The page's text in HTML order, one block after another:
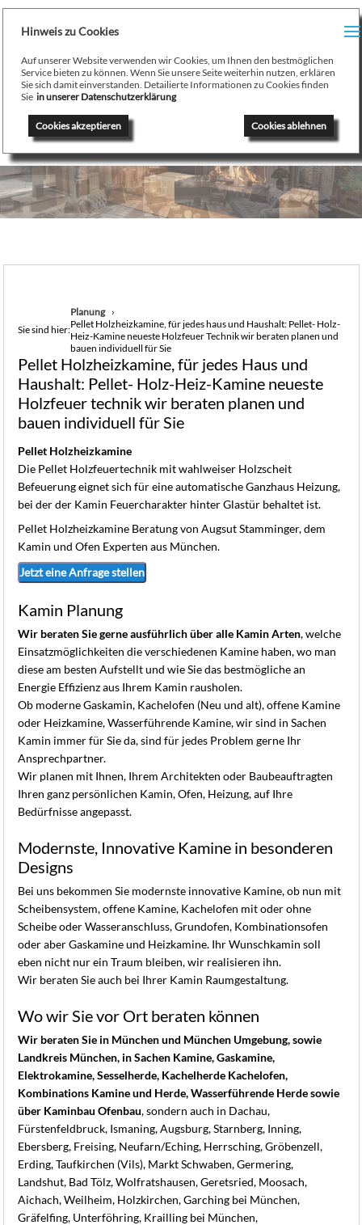
/
Hinweis zu Cookies
Auf unserer Website verwenden wir Cookies, um Ihnen den bestmöglichen
Service bieten zu können. Wenn Sie unsere Seite weiterhin nutzen, erklären
Sie sich damit einverstanden. Detailierte Informationen zu Cookies finden
Sie in unserer Datenschutzerklärung
Cookies ablehnen
Cookies akzeptieren
August Stamminger
Beratung - Planung - Ausführung - Wartung - Reparatur
Ofenbau Kaminbau Gaskamine Kachelofen Heizkamine
Sie sind hier:
Planung
Pellet Holzheizkamine, für jedes haus und Haushalt: Pellet- Holz-
Heiz-Kamine neueste Holzfeuer Technik wir beraten planen und
bauen individuell für Sie
Pellet Holzheizkamine, für jedes Haus und
Haushalt: Pellet- Holz-Heiz-Kamine neueste
Holzfeuer technik wir beraten planen und
bauen individuell für Sie
Pellet Holzheizkamine
Die Pellet Holzfeuertechnik mit wahlweiser Holzscheit
Befeuerung eignet sich für eine automatische Ganzhaus Heizung,
bei der der Kamin Feuercharakter hinter Glastür behaltet ist.
Pellet Holzheizkamine Beratung von Augsut Stamminger, dem
Kamin und Ofen Experten aus München.
Jetzt eine Anfrage stellen
Kamin Planung
Wir beraten Sie gerne ausführlich über alle Kamin Arten, welche
Einsatzmöglichkeiten die verschiedenen Kamine haben, wo man
diese am besten Aufstellt und wie Sie das bestmögliche an
Energie Effizienz aus Ihrem Kamin rausholen.
Ob moderne Gaskamin, Kachelofen (Neu und alt), offene Kamine
oder Heizkamine, Wasserführende Kamine, wir sind in Sachen
Kamin immer für Sie da, sind für jedes Problem gerne Ihr
Ansprechpartner.
Wir planen mit Ihnen, Ihrem Architekten oder Baubeauftragten
Ihren ganz persönlichen Kamin, Ofen, Heizung, auf Ihre
Bedürfnisse angepasst.
Modernste, Innovative Kamine in besonderen
Designs
Bei uns bekommen Sie modernste innovative Kamine, ob nun mit
Scheibensystem, offene Kamine, Kachelofen mit oder ohne
Scheibe oder Wasseranschluss, Grundofen, Kombinationsofen
oder aber Gaskamine und Heizkamine. Ihr Wunschkamin soll
eben nicht nur ein Traum bleiben, wir realisieren ihn.
Wir beraten Sie auch bei Ihrer Kamin Raumgestaltung.
Wo wir Sie vor Ort beraten können
Wir beraten Sie in München und München Umgebung, sowie
Landkreis München, in Sachen Kamine, Gaskamine,
Elektrokamine, Sesselherde, Kachelherde Kachelofen,
Kombinations Kamine und Herde, Wasserführende Herde sowie
über Kaminbau Ofenbau, sondern auch in Dachau,
Fürstenfeldbruck, Ismaning, Augsburg, Starnberg, Inning,
Ebersberg, Freising, Neufarn/Eching, Herrsching, Gröbenzell,
Erding, Taufkirchen (Vils), Markt Schwaben, Germering,
Landshut, Bad Tölz, Wolfratshausen, Geretsried, Moosach,
Aichach, Weilheim, Holzkirchen, Garching bei München,
Gräfelfing, Unterföhring, Krailling bei München,